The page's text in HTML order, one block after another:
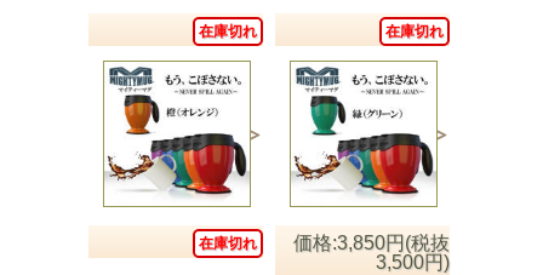
在庫切れ 在庫切れ
在庫切れ
価格:3,850円(税抜
3,500円)